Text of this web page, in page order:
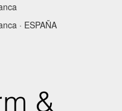
· ESPAÑA